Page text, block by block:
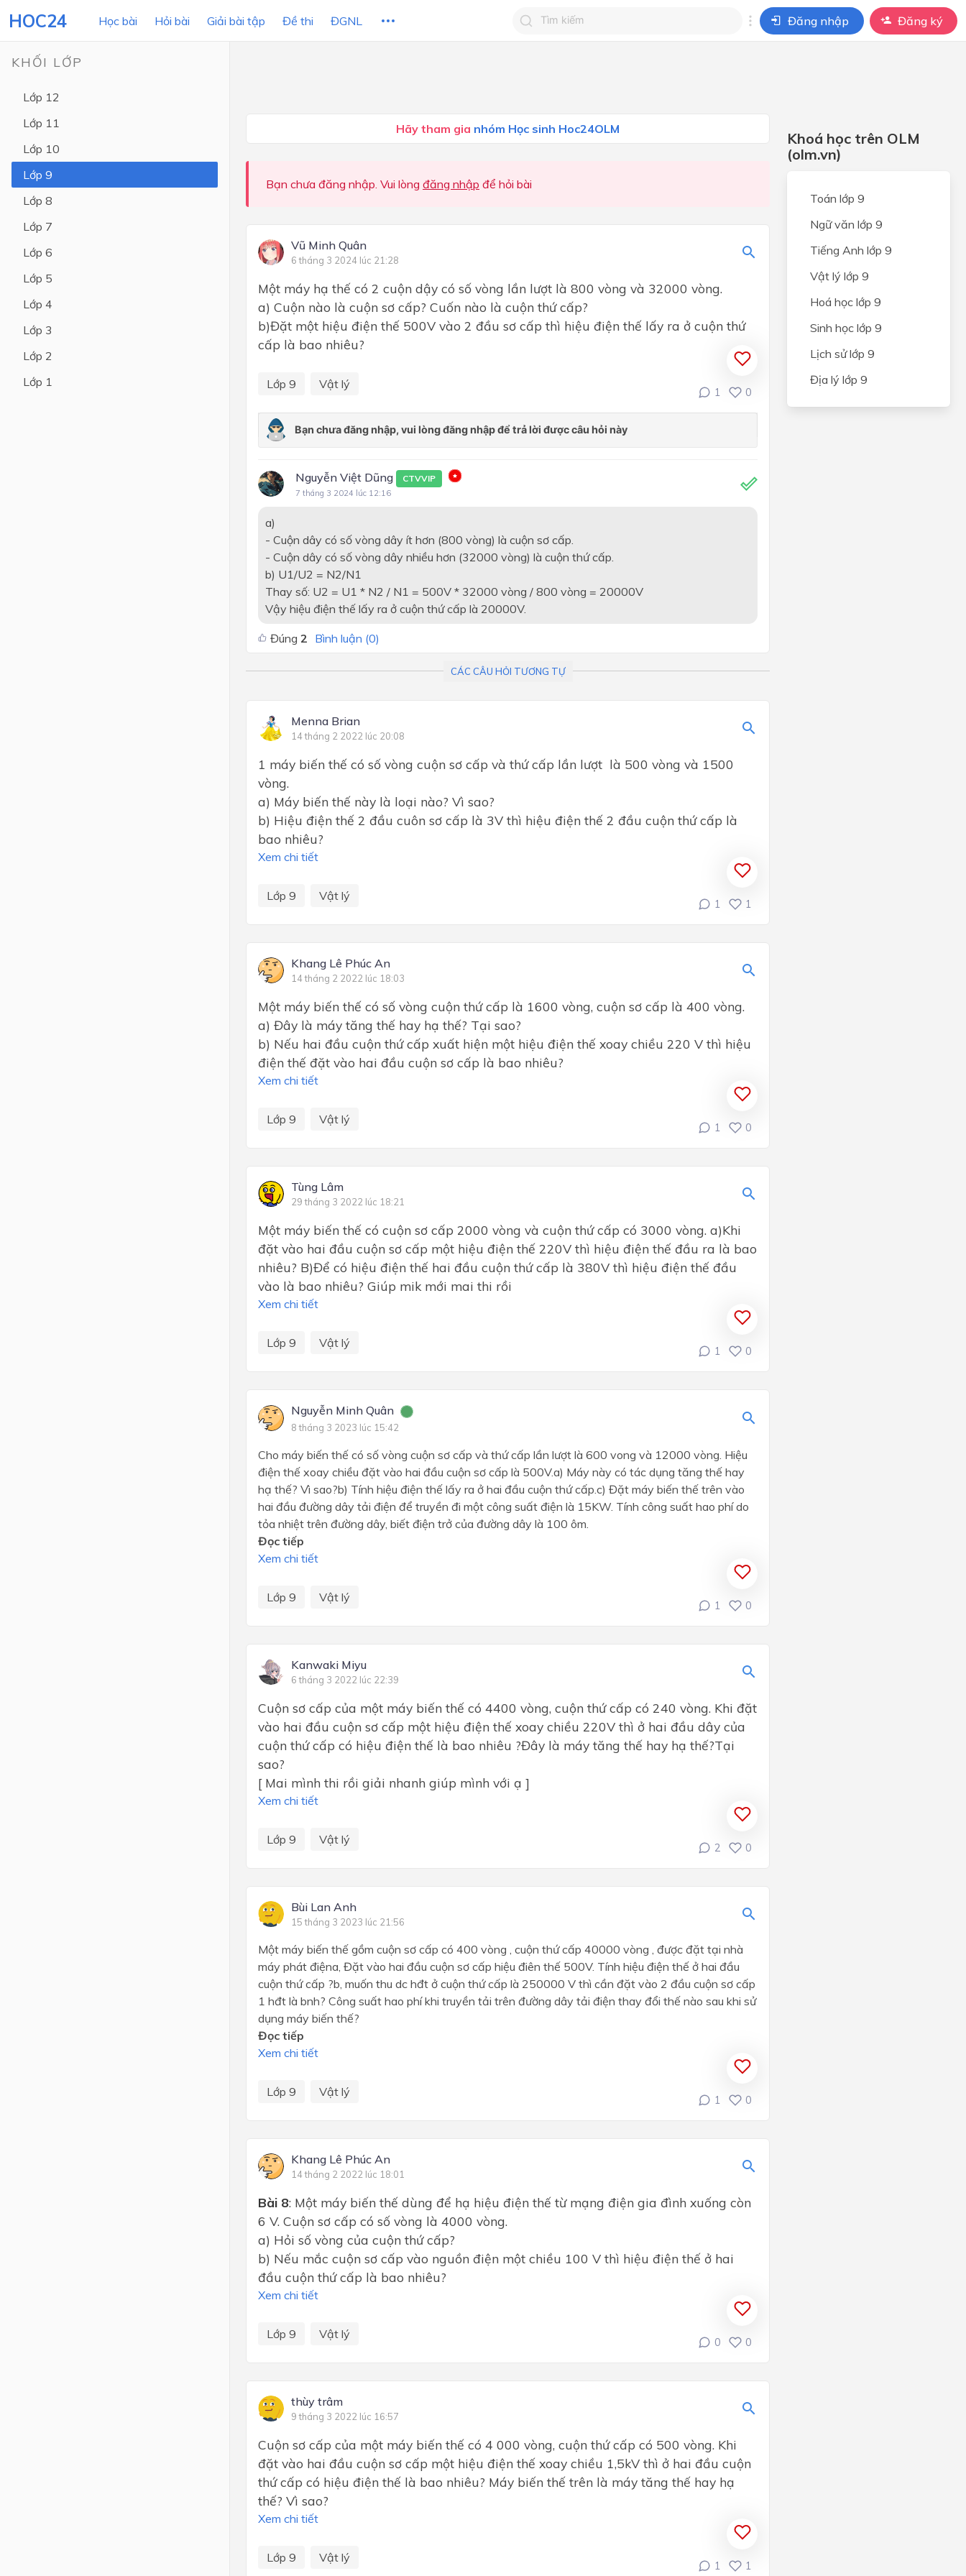
HOC24 Học bài Hỏi bài Giải bài tập Đề thi ĐGNL Đăng nhập Đăng ký
Lớp 11
Lớp 10
KHỐI LỚP
Lớp 12
Lớp 11
Lớp 10
Lớp 9
Lớp 8
Lớp 7
Lớp 6
Lớp 5
Lớp 4
Lớp 3
Lớp 2
Lớp 1
Hãy tham gia nhóm Học sinh Hoc24OLM
Bạn chưa đăng nhập. Vui lòng đăng nhập để hỏi bài
Vũ Minh Quân
6 tháng 3 2024 lúc 21:28
Một máy hạ thế có 2 cuộn dậy có số vòng lần lượt là 800 vòng và 32000 vòng.
a) Cuộn nào là cuộn sơ cấp? Cuốn nào là cuộn thứ cấp?
b)Đặt một hiệu điện thế 500V vào 2 đầu sơ cấp thì hiệu điện thế lấy ra ở cuộn thứ
cấp là bao nhiêu?
Lớp 9 Vật lý
1 0
Nguyễn Việt Dũng CTVVIP
7 tháng 3 2024 lúc 12:16
a)
- Cuộn dây có số vòng dây ít hơn (800 vòng) là cuộn sơ cấp.
- Cuộn dây có số vòng dây nhiều hơn (32000 vòng) là cuộn thứ cấp.
b) U1/U2 = N2/N1
Thay số: U2 = U1 * N2 / N1 = 500V * 32000 vòng / 800 vòng = 20000V
Vậy hiệu điện thế lấy ra ở cuộn thứ cấp là 20000V.
Đúng 2 Bình luận (0)
CÁC CÂU HỎI TƯƠNG TỰ
Menna Brian
14 tháng 2 2022 lúc 20:08
1 máy biến thế có số vòng cuộn sơ cấp và thứ cấp lần lượt là 500 vòng và 1500
vòng.
a) Máy biến thế này là loại nào? Vì sao?
b) Hiệu điện thế 2 đầu cuôn sơ cấp là 3V thì hiệu điện thế 2 đầu cuộn thứ cấp là
bao nhiêu?
Xem chi tiết
Lớp 9 Vật lý
1 1
Khang Lê Phúc An
14 tháng 2 2022 lúc 18:03
Một máy biến thế có số vòng cuộn thứ cấp là 1600 vòng, cuộn sơ cấp là 400 vòng.
a) Đây là máy tăng thế hay hạ thế? Tại sao?
b) Nếu hai đầu cuộn thứ cấp xuất hiện một hiệu điện thế xoay chiều 220 V thì hiệu
điện thế đặt vào hai đầu cuộn sơ cấp là bao nhiêu?
Xem chi tiết
Lớp 9 Vật lý
1 0
Tùng Lâm
29 tháng 3 2022 lúc 18:21
Một máy biến thế có cuộn sơ cấp 2000 vòng và cuộn thứ cấp có 3000 vòng. a)Khi
đặt vào hai đầu cuộn sơ cấp một hiệu điện thế 220V thì hiệu điện thế đầu ra là bao
nhiêu? B)Để có hiệu điện thế hai đầu cuộn thứ cấp là 380V thì hiệu điện thế đầu
vào là bao nhiêu? Giúp mik mới mai thi rồi
Xem chi tiết
Lớp 9 Vật lý
1 0
Nguyễn Minh Quân
8 tháng 3 2023 lúc 15:42
Cho máy biến thế có số vòng cuộn sơ cấp và thứ cấp lần lượt là 600 vong và 12000 vòng. Hiệu
điện thế xoay chiều đặt vào hai đầu cuộn sơ cấp là 500V.a) Máy này có tác dụng tăng thế hay
hạ thế? Vì sao?b) Tính hiệu điện thế lấy ra ở hai đầu cuộn thứ cấp.c) Đặt máy biến thế trên vào
hai đầu đường dây tải điện để truyền đi một công suất điện là 15KW. Tính công suất hao phí do
tỏa nhiệt trên đường dây, biết điện trở của đường dây là 100 ôm.
Đọc tiếp
Xem chi tiết
Lớp 9 Vật lý
1 0
Kanwaki Miyu
6 tháng 3 2022 lúc 22:39
Cuộn sơ cấp của một máy biến thế có 4400 vòng, cuộn thứ cấp có 240 vòng. Khi đặt
vào hai đầu cuộn sơ cấp một hiệu điện thế xoay chiều 220V thì ở hai đầu dây của
cuộn thứ cấp có hiệu điện thế là bao nhiêu ?Đây là máy tăng thế hay hạ thế?Tại
sao?
[ Mai mình thi rồi giải nhanh giúp mình với ạ ]
Xem chi tiết
Lớp 9 Vật lý
2 0
Bùi Lan Anh
15 tháng 3 2023 lúc 21:56
Một máy biến thế gồm cuộn sơ cấp có 400 vòng , cuộn thứ cấp 40000 vòng , được đặt tại nhà
máy phát điệna, Đặt vào hai đầu cuộn sơ cấp hiệu điên thế 500V. Tính hiệu điện thế ở hai đầu
cuộn thứ cấp ?b, muốn thu dc hđt ở cuộn thứ cấp là 250000 V thì cần đặt vào 2 đầu cuộn sơ cấp
1 hđt là bnh? Công suất hao phí khi truyền tải trên đường dây tải điện thay đổi thế nào sau khi sử
dụng máy biến thế?
Đọc tiếp
Xem chi tiết
Lớp 9 Vật lý
1 0
Khang Lê Phúc An
14 tháng 2 2022 lúc 18:01
Bài 8: Một máy biến thế dùng để hạ hiệu điện thế từ mạng điện gia đình xuống còn
6 V. Cuộn sơ cấp có số vòng là 4000 vòng.
a) Hỏi số vòng của cuộn thứ cấp?
b) Nếu mắc cuộn sơ cấp vào nguồn điện một chiều 100 V thì hiệu điện thế ở hai
đầu cuộn thứ cấp là bao nhiêu?
Xem chi tiết
Lớp 9 Vật lý
0 0
thùy trâm
9 tháng 3 2022 lúc 16:57
Cuộn sơ cấp của một máy biến thế có 4 000 vòng, cuộn thứ cấp có 500 vòng. Khi
đặt vào hai đầu cuộn sơ cấp một hiệu điện thế xoay chiều 1,5kV thì ở hai đầu cuộn
thứ cấp có hiệu điện thế là bao nhiêu? Máy biến thế trên là máy tăng thế hay hạ
thế? Vì sao?
Xem chi tiết
Lớp 9 Vật lý
1 1
Khoá học trên OLM
(olm.vn)
Toán lớp 9
Ngữ văn lớp 9
Tiếng Anh lớp 9
Vật lý lớp 9
Hoá học lớp 9
Sinh học lớp 9
Lịch sử lớp 9
Địa lý lớp 9